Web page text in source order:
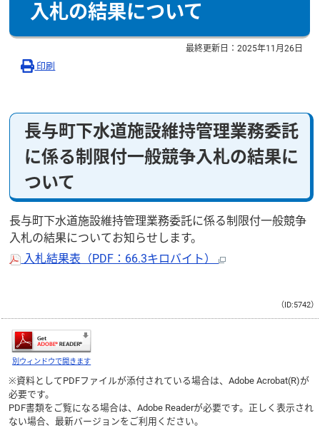
入札の結果について
最終更新日：2025年11月26日
印刷
長与町下水道施設維持管理業務委託
に係る制限付一般競争入札の結果に
ついて
長与町下水道施設維持管理業務委託に係る制限付一般競争
入札の結果についてお知らせします。
入札結果表（PDF：66.3キロバイト）
（ID:5742）
別ウィンドウで開きます
※資料としてPDFファイルが添付されている場合は、Adobe Acrobat(R)が
必要です。
PDF書類をご覧になる場合は、Adobe Readerが必要です。正しく表示され
ない場合、最新バージョンをご利用ください。